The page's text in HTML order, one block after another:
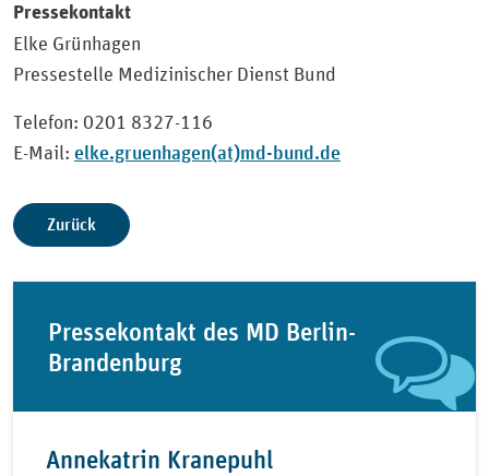
Pressekontakt
Elke Grünhagen
Pressestelle Medizinischer Dienst Bund
Telefon: 0201 8327-116
E-Mail: elke.gruenhagen(at)md-bund.de
Zurück
Pressekontakt des MD Berlin-
Brandenburg
Annekatrin Kranepuhl